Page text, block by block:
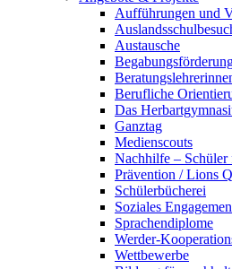
Aufführungen und
Austausche
Berufliche
Das
Ganztag
Medienscouts
Nachhilfe – Schüler
Prävention / Lions
Schülerbücherei
Soziales
Sprachendiplome
Werder-
Wettbewerbe